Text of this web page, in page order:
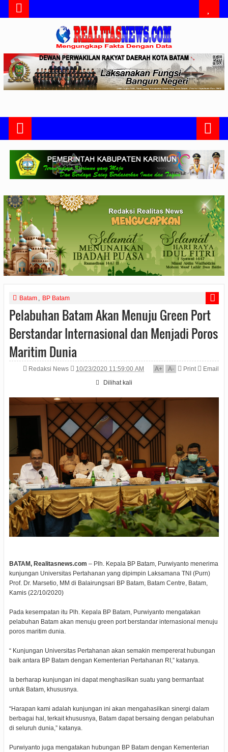
Batam BP Batam
Pelabuhan Batam Akan Menuju Green Port
Berstandar Internasional dan Menjadi Poros
Maritim Dunia
Redaksi News 10/23/2020 11:59:00 AM A+ A- Print
Email
Dilihat kali
BATAM, Realitasnews.com – Plh. Kepala BP Batam, Purwiyanto menerima
kunjungan Universitas Pertahanan yang dipimpin Laksamana TNI (Purn)
Prof. Dr. Marsetio, MM di Balairungsari BP Batam, Batam Centre, Batam,
Kamis (22/10/2020)
Pada kesempatan itu Plh. Kepala BP Batam, Purwiyanto mengatakan
pelabuhan Batam akan menuju green port berstandar internasional menuju
poros maritim dunia.
“ Kunjungan Universitas Pertahanan akan semakin mempererat hubungan
baik antara BP Batam dengan Kementerian Pertahanan RI,” katanya.
Ia berharap kunjungan ini dapat menghasilkan suatu yang bermanfaat
untuk Batam, khususnya.
“Harapan kami adalah kunjungan ini akan mengahasilkan sinergi dalam
berbagai hal, terkait khususnya, Batam dapat bersaing dengan pelabuhan
di seluruh dunia,” katanya.
Purwiyanto juga mengatakan hubungan BP Batam dengan Kementerian